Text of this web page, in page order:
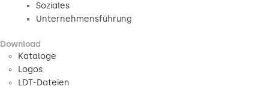
Soziales
Unternehmensführung
Download
Kataloge
Logos
LDT-Dateien